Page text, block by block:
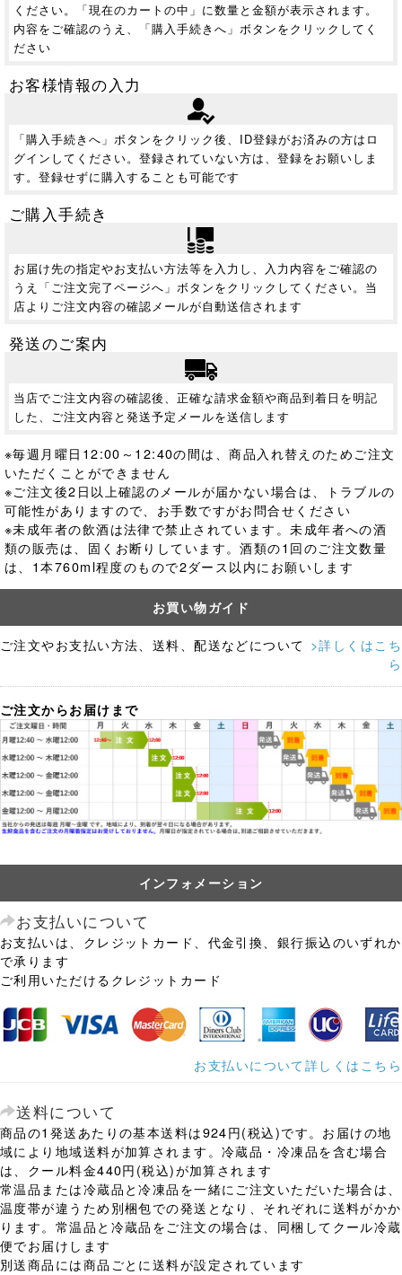
ください。「現在のカートの中」に数量と金額が表示されます。
内容をご確認のうえ、「購入手続きへ」ボタンをクリックしてく
ださい
お客様情報の入力
「購入手続きへ」ボタンをクリック後、ID登録がお済みの方はロ
グインしてください。登録されていない方は、登録をお願いしま
す。登録せずに購入することも可能です
ご購入手続き
お届け先の指定やお支払い方法等を入力し、入力内容をご確認の
うえ「ご注文完了ページへ」ボタンをクリックしてください。当
店よりご注文内容の確認メールが自動送信されます
発送のご案内
当店でご注文内容の確認後、正確な請求金額や商品到着日を明記
した、ご注文内容と発送予定メールを送信します
※毎週月曜日12:00～12:40の間は、商品入れ替えのためご注文
いただくことができません
※ご注文後2日以上確認のメールが届かない場合は、トラブルの
可能性がありますので、お手数ですがお問合せください
※未成年者の飲酒は法律で禁止されています。未成年者への酒
類の販売は、固くお断りしています。酒類の1回のご注文数量
は、1本760ml程度のもので2ダース以内にお願いします
お買い物ガイド
ご注文やお支払い方法、送料、配送などについて >詳しくはこち
ら
ご注文からお届けまで
インフォメーション
お支払いについて
お支払いは、クレジットカード、代金引換、銀行振込のいずれか
で承ります
ご利用いただけるクレジットカード
お支払いについて詳しくはこちら
送料について
商品の1発送あたりの基本送料は924円(税込)です。お届けの地
域により地域送料が加算されます。冷蔵品・冷凍品を含む場合
は、クール料金440円(税込)が加算されます
常温品または冷蔵品と冷凍品を一緒にご注文いただいた場合は、
温度帯が違うため別梱包での発送となり、それぞれに送料がかか
ります。常温品と冷蔵品をご注文の場合は、同梱してクール冷蔵
便でお届けします
別送商品には商品ごとに送料が設定されています